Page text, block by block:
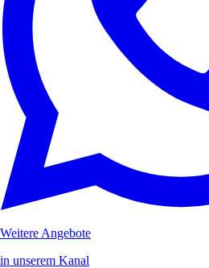
Weitere Angebote
in unserem Kanal